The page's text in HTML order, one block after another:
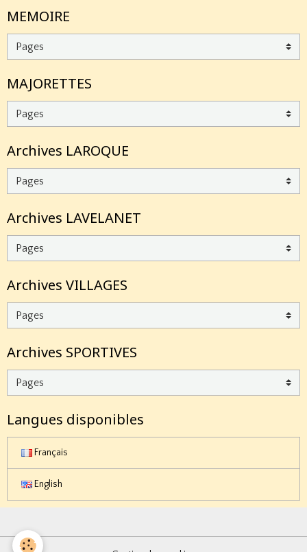
MEMOIRE
MAJORETTES
Archives LAROQUE
Archives LAVELANET
Archives VILLAGES
Archives SPORTIVES
Langues disponibles
Français
English